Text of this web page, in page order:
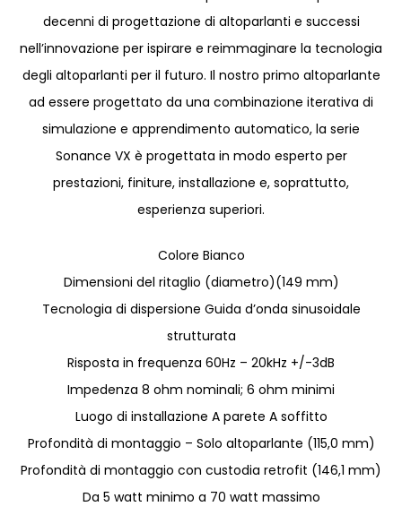
decenni di progettazione di altoparlanti e successi
nell’innovazione per ispirare e reimmaginare la tecnologia
degli altoparlanti per il futuro. Il nostro primo altoparlante
ad essere progettato da una combinazione iterativa di
simulazione e apprendimento automatico, la serie
Sonance VX è progettata in modo esperto per
prestazioni, finiture, installazione e, soprattutto,
esperienza superiori.
Colore Bianco
Dimensioni del ritaglio (diametro)(149 mm)
Tecnologia di dispersione Guida d’onda sinusoidale
strutturata
Risposta in frequenza 60Hz – 20kHz +/-3dB
Impedenza 8 ohm nominali; 6 ohm minimi
Luogo di installazione A parete A soffitto
Profondità di montaggio – Solo altoparlante (115,0 mm)
Profondità di montaggio con custodia retrofit (146,1 mm)
Da 5 watt minimo a 70 watt massimo